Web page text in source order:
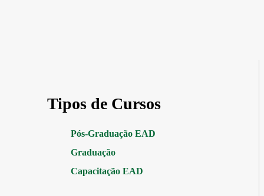
Tipos de Cursos
Pós-Graduação EAD
Graduação
Capacitação EAD